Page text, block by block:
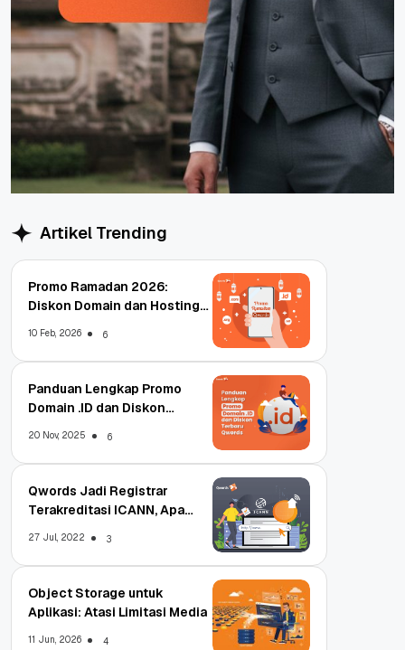
Artikel Trending
Promo Ramadan 2026:
Diskon Domain dan Hosting
10 Feb, 2026 6
Panduan Lengkap Promo
Domain .ID dan Diskon
20 Nov, 2025 6
Qwords Jadi Registrar
Terakreditasi ICANN, Apa
27 Jul, 2022 3
Object Storage untuk
Aplikasi: Atasi Limitasi Media
11 Jun, 2026 4